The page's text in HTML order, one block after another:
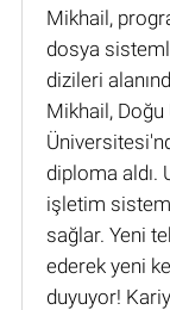
Mikhail,
dosya
dizileri
Mikhail,
diploma aldı.
işletim
sağlar. Yeni
ederek yeni
duyuyor!